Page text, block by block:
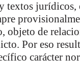
textos jurídicos,
objeto de
Por eso
carácter